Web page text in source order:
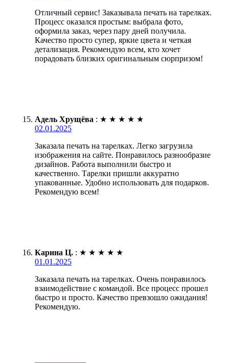
Отличный сервис! Заказывала печать на тарелках.
Процесс оказался простым: выбрала фото,
оформила заказ, через пару дней получила.
Качество просто супер, яркие цвета и четкая
детализация. Рекомендую всем, кто хочет
порадовать близких оригинальным сюрпризом!
Адель Хрущёва : ★ ★ ★ ★ ★
02.01.2025
Заказала печать на тарелках. Легко загрузила
изображения на сайте. Понравилось разнообразие
дизайнов. Работа выполнили быстро и
качественно. Тарелки пришли аккуратно
упакованные. Удобно использовать для подарков.
Рекомендую всем!
Карина Ц. : ★ ★ ★ ★ ★
01.01.2025
Заказала печать на тарелках. Очень понравилось
взаимодействие с командой. Все процесс прошел
быстро и просто. Качество превзошло ожидания!
Рекомендую.